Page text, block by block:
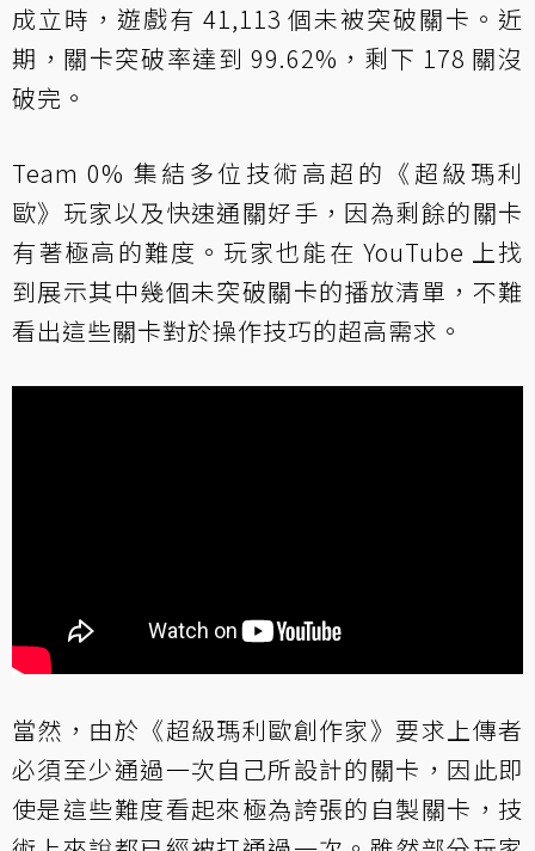
成立時，遊戲有 41,113 個未被突破關卡。近
期，關卡突破率達到 99.62%，剩下 178 關沒
破完。
Team 0% 集結多位技術高超的《超級瑪利
歐》玩家以及快速通關好手，因為剩餘的關卡
有著極高的難度。玩家也能在 YouTube 上找
到展示其中幾個未突破關卡的播放清單，不難
看出這些關卡對於操作技巧的超高需求。
當然，由於《超級瑪利歐創作家》要求上傳者
必須至少通過一次自己所設計的關卡，因此即
使是這些難度看起來極為誇張的自製關卡，技